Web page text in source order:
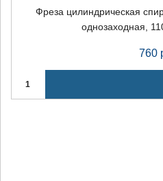
Фреза цилиндрическая
однозаходная,
760